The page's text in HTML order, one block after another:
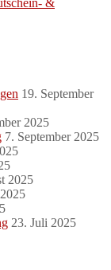
19. September
2025
7. September 2025
2025
23. Juli 2025